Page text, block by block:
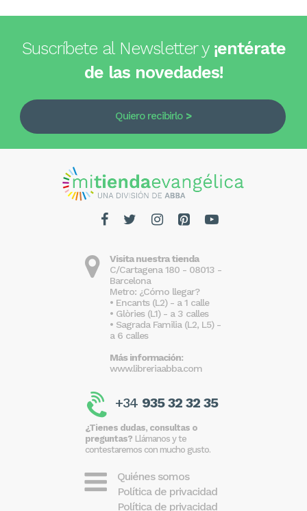
Suscríbete al Newsletter y ¡entérate
de las novedades!
Quiero recibirlo
Visita nuestra tienda
C/Cartagena 180 - 08013 -
Barcelona
Metro: ¿Cómo llegar?
• Encants (L2) - a 1 calle
• Glòries (L1) - a 3 calles
• Sagrada Familia (L2, L5) -
a 6 calles
Más información:
www.libreriaabba.com
+34 935 32 32 35
¿Tienes dudas, consultas o
preguntas? Llámanos y te
contestaremos con mucho gusto.
Quiénes somos
Política de privacidad
Política de privacidad